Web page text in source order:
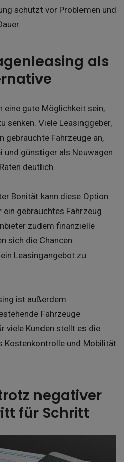
schützt vor Problemen und
als
eine gute Möglichkeit sein,
senken. Viele Leasinggeber,
gebrauchte Fahrzeuge an,
günstiger als Neuwagen
deutlich.
Bonität kann diese Option
gebrauchtes Fahrzeug
zudem finanzielle
sich die Chancen
Leasingangebot zu
ist außerdem
Fahrzeuge
viele Kunden stellt es die
Kostenkontrolle und Mobilität
negativer
für Schritt